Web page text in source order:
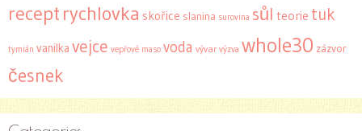
recept rychlovka skořice slanina surovina sůl teorie tuk
tymián vanilka vejce vepřové maso voda vývar výzva whole30 zázvor
česnek